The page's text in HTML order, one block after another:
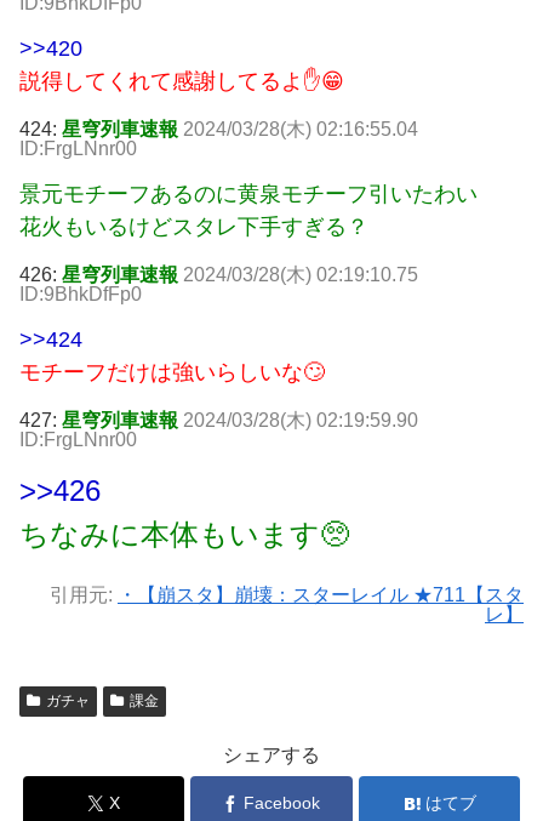
>>420
説得してくれて感謝してるよ✋😁
424: 星穹列車速報 2024/03/28(木) 02:16:55.04
ID:FrgLNnr00
景元モチーフあるのに黄泉モチーフ引いたわい
花火もいるけどスタレ下手すぎる？
426: 星穹列車速報 2024/03/28(木) 02:19:10.75
ID:9BhkDfFp0
>>424
モチーフだけは強いらしいな🙄
427: 星穹列車速報 2024/03/28(木) 02:19:59.90
ID:FrgLNnr00
>>426
ちなみに本体もいます🥺
引用元:
・【崩スタ】崩壊：スターレイル ★711【スタ
レ】
ガチャ 課金
シェアする
X Facebook はてブ